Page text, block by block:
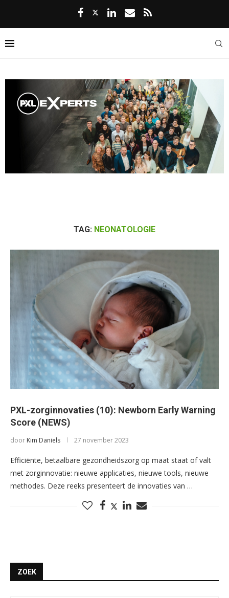
TAG: NEONATOLOGIE
PXL-zorginnovaties (10): Newborn Early Warning
Score (NEWS)
door Kim Daniels 27 november 2023
Efficiënte, betaalbare gezondheidszorg op maat staat of valt
met zorginnovatie: nieuwe applicaties, nieuwe tools, nieuwe
methodes. Deze reeks presenteert de innovaties van …
ZOEK